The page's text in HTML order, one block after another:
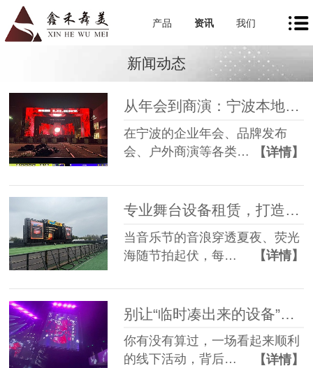
产品 资讯 我们
新闻动态
从年会到商演：宁波本地舞美租赁如何让每一场活动都出彩
在宁波的企业年会、品牌发布
会、户外商演等各类…
【详情】
专业舞台设备租赁，打造沉浸式音乐节现场
当音乐节的音浪穿透夏夜、荧光
海随节拍起伏，每…
【详情】
你有没有算过，一场看起来顺利
的线下活动，背后…
【详情】